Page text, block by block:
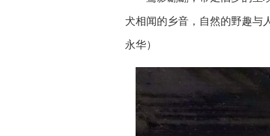
犬相闻的乡音，自然的野趣与
永华）